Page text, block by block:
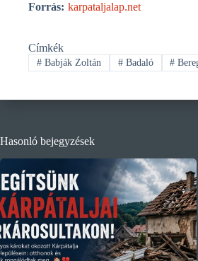
Forrás: karpataljalap.net
Címkék
#Babják Zoltán #Badaló #
Hasonló bejegyzések